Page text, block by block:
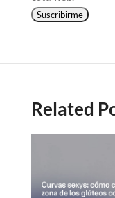
Suscribirme
Related